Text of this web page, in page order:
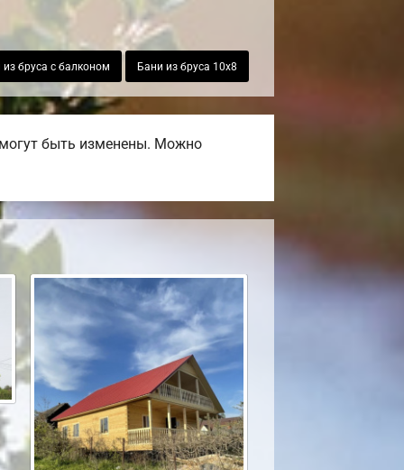
бруса с балконом Бани из бруса 10х8
быть изменены. Можно